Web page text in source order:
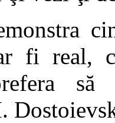
fi real,